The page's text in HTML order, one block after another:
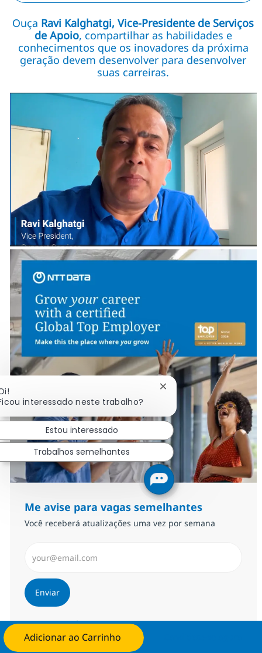
Adicionar ao Carrinho
Ouça Ravi Kalghatgi, Vice-Presidente de Serviços
de Apoio, compartilhar as habilidades e
conhecimentos que os inovadores da próxima
geração devem desenvolver para desenvolver
suas carreiras.
Me avise para vagas semelhantes
Você receberá atualizações uma vez por semana
Enviar
Gerenciar alertas
interessado neste trabalho?
Fechar notificação de
Estou interessado
Trabalhos semelhantes